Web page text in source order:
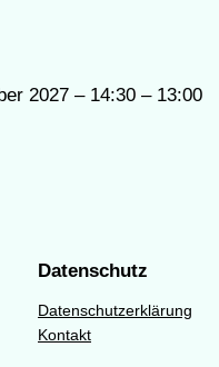
2027 – 14:30 – 13:00
Datenschutz
Datenschutzerklärung
Kontakt